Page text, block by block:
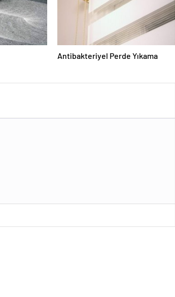
Antibakteriyel Perde Yıkama